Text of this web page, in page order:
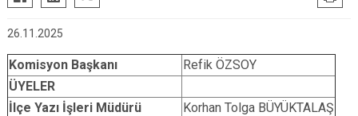
Malkara
Marmaraereğlisi
Muratlı
Kapaklı
26.11.2025
Komisyon Başkanı
Refik ÖZSOY
ÜYELER
İlçe Yazı İşleri Müdürü
Korhan Tolga BÜYÜKTALAŞ